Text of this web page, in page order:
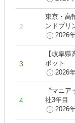
東京・高
ンドプリ
2026
【岐阜
ポット
2026
〝マニ
社3年目
2026